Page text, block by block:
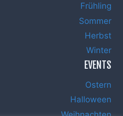
Frühling
Sommer
Herbst
Winter
EVENTS
Ostern
Halloween